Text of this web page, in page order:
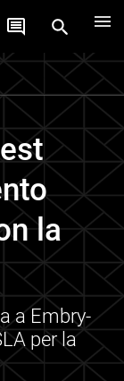
la
a Embry-
per la